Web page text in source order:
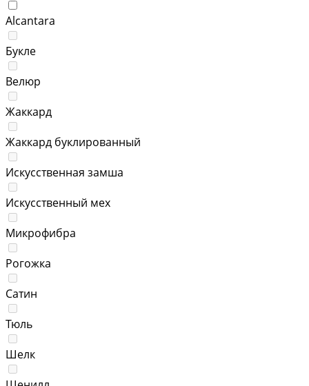
Alcantara
Букле
Велюр
Жаккард
Жаккард буклированный
Искусственная замша
Искусственный мех
Микрофибра
Рогожка
Сатин
Тюль
Шелк